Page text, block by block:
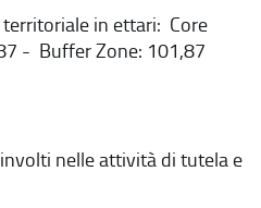
territoriale in ettari: Core
- Buffer Zone: 101,87
nelle attività di tutela e